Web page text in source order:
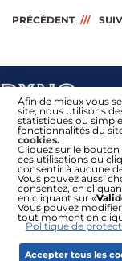
Afin de mieux vous
site, nous utilisons
statistiques ou
fonctionnalités du
cookies.
Cliquez sur le bouton
ces utilisations ou
consentir à aucune
Vous pouvez aussi
consentez, en
en cliquant sur «
Vous pouvez
tout moment en
Politique de
Accepter tous les
PRÉCÉDENT
Actualisation